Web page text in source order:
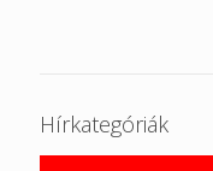
Hírkategóriák